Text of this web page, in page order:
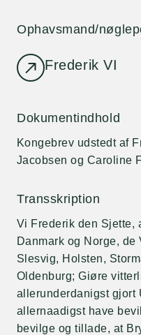
Ophavsmand/
Frederik VI
Dokumentindhold
Kongebrev udstedt af
Jacobsen og Caroline
Transskription
Vi Frederik den Sjette,
Danmark og Norge, de
Slesvig, Holsten,
Oldenburg; Giøre
allerunderdanigst gjort
allernaadigst have
bevilge og tillade, at